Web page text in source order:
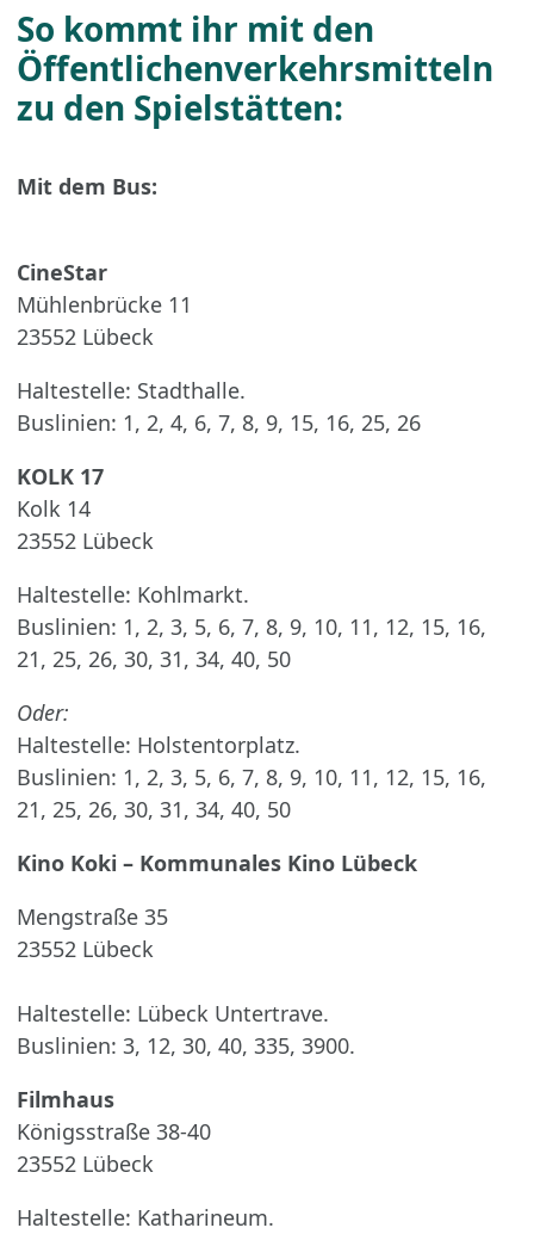
So kommt ihr mit den
Öffentlichenverkehrsmitteln
zu den Spielstätten:
Mit dem Bus:
CineStar
Mühlenbrücke 11
23552 Lübeck
Haltestelle: Stadthalle.
Buslinien: 1, 2, 4, 6, 7, 8, 9, 15, 16, 25, 26
KOLK 17
Kolk 14
23552 Lübeck
Haltestelle: Kohlmarkt.
Buslinien: 1, 2, 3, 5, 6, 7, 8, 9, 10, 11, 12, 15, 16,
21, 25, 26, 30, 31, 34, 40, 50
Oder:
Haltestelle: Holstentorplatz.
Buslinien: 1, 2, 3, 5, 6, 7, 8, 9, 10, 11, 12, 15, 16,
21, 25, 26, 30, 31, 34, 40, 50
Kino Koki – Kommunales Kino Lübeck
Mengstraße 35
23552 Lübeck
Haltestelle: Lübeck Untertrave.
Buslinien: 3, 12, 30, 40, 335, 3900.
Filmhaus
Königsstraße 38-40
23552 Lübeck
Haltestelle: Katharineum.